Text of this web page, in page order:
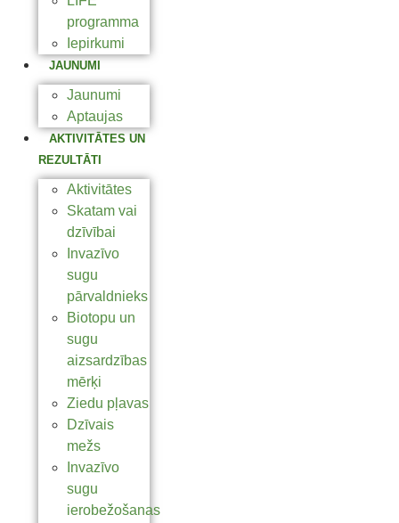
programma
Iepirkumi
JAUNUMI
Jaunumi
Aptaujas
AKTIVITĀTES UN
REZULTĀTI
Aktivitātes
Skatam vai
dzīvībai
Invazīvo
sugu
pārvaldnieks
Biotopu un
sugu
aizsardzības
mērķi
Ziedu pļavas
Dzīvais
mežs
Invazīvo
sugu
ierobežošanas